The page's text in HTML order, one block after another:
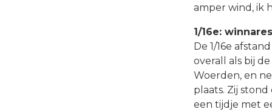
amper wind, ik
1/16e:
De 1/16e
overall als bij
Woerden, en
plaats. Zij
een tijdje met